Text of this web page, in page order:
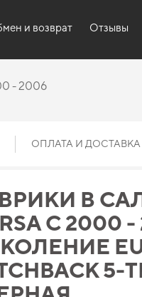
и возврат Отзывы
- 2006
ОПЛАТА И ДОСТАВКА
В
C 2000
5-